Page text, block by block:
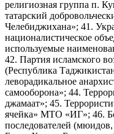
религиозная группа п.
татарский
Челебиджихана»; 41.
националистическое
используемые
42. Партия исламского
(Республика
леворадикальное
самооборона»; 44.
джамаат»; 45.
ячейка» МТО «ИГ»; 46.
последователей